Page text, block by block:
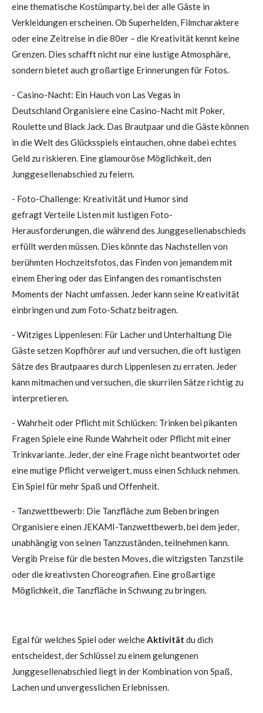
eine thematische Kostümparty, bei der alle Gäste in
Verkleidungen erscheinen. Ob Superhelden, Filmcharaktere
oder eine Zeitreise in die 80er – die Kreativität kennt keine
Grenzen. Dies schafft nicht nur eine lustige Atmosphäre,
sondern bietet auch großartige Erinnerungen für Fotos.
- Casino-Nacht: Ein Hauch von Las Vegas in
Deutschland Organisiere eine Casino-Nacht mit Poker,
Roulette und Black Jack. Das Brautpaar und die Gäste können
in die Welt des Glücksspiels eintauchen, ohne dabei echtes
Geld zu riskieren. Eine glamouröse Möglichkeit, den
Junggesellenabschied zu feiern.
- Foto-Challenge: Kreativität und Humor sind
gefragt Verteile Listen mit lustigen Foto-
Herausforderungen, die während des Junggesellenabschieds
erfüllt werden müssen. Dies könnte das Nachstellen von
berühmten Hochzeitsfotos, das Finden von jemandem mit
einem Ehering oder das Einfangen des romantischsten
Moments der Nacht umfassen. Jeder kann seine Kreativität
einbringen und zum Foto-Schatz beitragen.
- Witziges Lippenlesen: Für Lacher und Unterhaltung Die
Gäste setzen Kopfhörer auf und versuchen, die oft lustigen
Sätze des Brautpaares durch Lippenlesen zu erraten. Jeder
kann mitmachen und versuchen, die skurrilen Sätze richtig zu
interpretieren.
- Wahrheit oder Pflicht mit Schlücken: Trinken bei pikanten
Fragen Spiele eine Runde Wahrheit oder Pflicht mit einer
Trinkvariante. Jeder, der eine Frage nicht beantwortet oder
eine mutige Pflicht verweigert, muss einen Schluck nehmen.
Ein Spiel für mehr Spaß und Offenheit.
- Tanzwettbewerb: Die Tanzfläche zum Beben bringen
Organisiere einen JEKAMI-Tanzwettbewerb, bei dem jeder,
unabhängig von seinen Tanzzuständen, teilnehmen kann.
Vergib Preise für die besten Moves, die witzigsten Tanzstile
oder die kreativsten Choreografien. Eine großartige
Möglichkeit, die Tanzfläche in Schwung zu bringen.
Egal für welches Spiel oder welcheAktivität du dich
entscheidest, der Schlüssel zu einem gelungenen
Junggesellenabschied liegt in der Kombination von Spaß,
Lachen und unvergesslichen Erlebnissen.